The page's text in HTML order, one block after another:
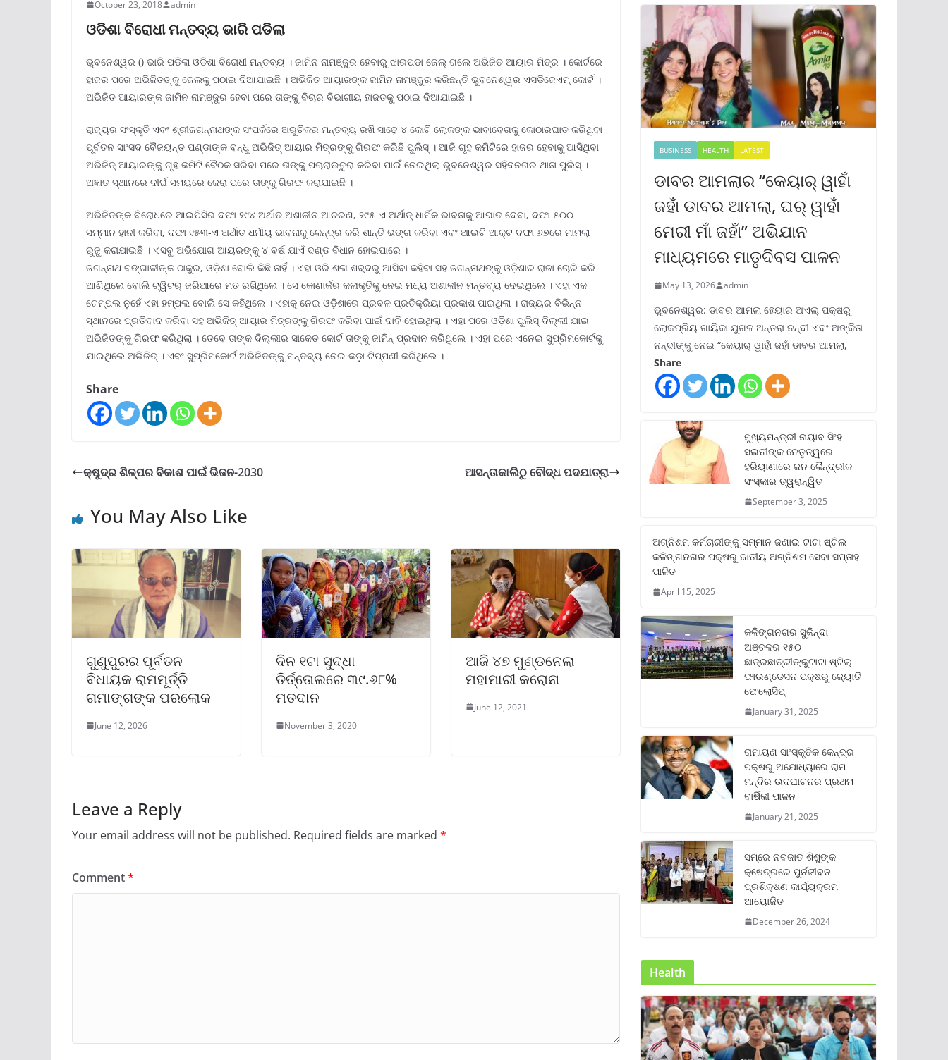
October 23, 2018 admin
ଓଡିଶା ବିରୋଧୀ ମନ୍ତବ୍ୟ ଭାରି ପଡିଲା
ଭୁବନେଶ୍ୱର () ଭାରି ପଡିଲା ଓଡିଶା ବିରୋଧୀ ମନ୍ତବ୍ୟ । ଜାମିନ ନାମଞ୍ଜୁର ହେବାରୁ ଝାରପଡା ଜେଲ୍ ଗଲେ ଅଭିଜିତ ଆୟାର ମିତ୍ର । କୋର୍ଟରେ
ହାଜର ପରେ ଅଭିଜିତଙ୍କୁ ଜେଲକୁ ପଠାଇ ଦିଆଯାଇଛି । ଅଭିଜିତ ଆୟାରଙ୍କ ଜାମିନ ନାମଞ୍ଜୁର କରିଛନ୍ତି ଭୁବନେଶ୍ୱର ଏସଡିଜେଏମ୍ କୋର୍ଟ ।
ଅଭିଜିତ ଆୟାରଙ୍କ ଜାମିନ ନାମଞ୍ଜୁର ହେବା ପରେ ତାଙ୍କୁ ବିଚାର ବିଭାଗୀୟ ହାଜତକୁ ପଠାଇ ଦିଆଯାଇଛି ।
ରାଜ୍ୟର ସଂସ୍କୃତି ଏବଂ ଶ୍ରୀଜଗନ୍ନାଥଙ୍କ ସଂପର୍କରେ ଅରୁଚିକର ମନ୍ତବ୍ୟ ରଖି ସାଢ଼େ ୪ କୋଟି ଲୋକଙ୍କ ଭାବାବେଗକୁ କୋଠାରଘାତ କରିଥିବା
ପୂର୍ବତନ ସାଂସଦ ବୈଜୟନ୍ତ ପଣ୍ଡାଙ୍କ ବନ୍ଧୁ ଅଭିଜିତ୍ ଆୟାର ମିତ୍ରଙ୍କୁ ଗିରଫ କରିଛି ପୁଲିସ୍ । ଆଜି ଗୃହ କମିଟିରେ ହାଜର ହେବାକୁ ଆସିଥିବା
ଅଭିଜିତ୍ ଆୟାରଙ୍କୁ ଗୃହ କମିଟି ବୈଠକ ସରିବା ପରେ ତାଙ୍କୁ ପଚାରାଉଚୁରା କରିବା ପାଇଁ ନେଇଥିଲା ଭୁବନେଶ୍ୱର ସହିଦନଗର ଥାନା ପୁଲିସ୍ ।
ଅଜ୍ଞାତ ସ୍ଥାନରେ ଦୀର୍ଘ ସମୟରେ ଜେରା ପରେ ତାଙ୍କୁ ଗିରଫ କରାଯାଇଛି ।
ଅଭିଜିତଙ୍କ ବିରୋଧରେ ଆଇପିସିର ଦଫା ୨୯୪ ଅର୍ଥାତ ଅଶାଳୀନ ଆଚରଣ, ୨୯୫-ଏ ଅର୍ଥାତ୍ ଧାର୍ମିକ ଭାବନାକୁ ଆଘାତ ଦେବା, ଦଫା ୫୦୦-
ସମ୍ମାନ ହାନୀ କରିବା, ଦଫା ୧୫୩-ଏ ଅର୍ଥାତ ଧର୍ମୀୟ ଭାବନାକୁ କେନ୍ଦ୍ର କରି ଶାନ୍ତି ଭଙ୍ଗ କରିବା ଏବଂ ଆଇଟି ଆକ୍ଟ ଦଫା ୬୭ରେ ମାମଲା
ରୁଜୁ କରାଯାଇଛି । ଏସବୁ ଅଭିଯୋଗ ଆୟରଙ୍କୁ ୪ ବର୍ଷ ଯାଏଁ ଦଣ୍ଡ ବିଧାନ ହୋଇପାରେ ।
ଜଗନ୍ନାଥ ବଙ୍ଗାଳୀଙ୍କ ଠାକୁର, ଓଡ଼ିଶା ବୋଲି କିଛି ନାହିଁ । ଏହା ଓରି ଶଳା ଶବ୍ଦରୁ ଆସିବା କହିବା ସହ ଜଗନ୍ନାଥଙ୍କୁ ଓଡ଼ିଶାର ରାଜା ଚୋରି କରି
ଆଣିଥିଲେ ବୋଲି ଟ୍ୱିଟର୍ ଜରିଆରେ ମତ ରଖିଥିଲେ । ସେ କୋଣାର୍କର କଳାକୃତିକୁ ନେଇ ମଧ୍ୟ ଅଶାଳୀନ ମନ୍ତବ୍ୟ ଦେଇଥିଲେ । ଏହା ଏକ
ଟେମ୍ପଲ ନୁହେଁ ଏହା ହମ୍ପଲ ବୋଲି ସେ କହିଥିଲେ । ଏହାକୁ ନେଇ ଓଡ଼ିଶାରେ ପ୍ରବଳ ପ୍ରତିକ୍ରିୟା ପ୍ରକାଶ ପାଇଥିଲା । ରାଜ୍ୟର ବିଭିନ୍ନ
ସ୍ଥାନରେ ପ୍ରତିବାଦ କରିବା ସହ ଅଭିଜିତ୍ ଆୟାର ମିତ୍ରଙ୍କୁ ଗିରଫ କରିବା ପାଇଁ ଦାବି ହୋଇଥିଲା । ଏହା ପରେ ଓଡ଼ିଶା ପୁଲିସ୍ ଦିଲ୍ଲୀ ଯାଇ
ଅଭିଜିତଙ୍କୁ ଗିରଫ କରିଥିଲା । ତେବେ ତାଙ୍କ ଦିଲ୍ଲୀର ସାକେତ କୋର୍ଟ ତାଙ୍କୁ ଜାମିନ୍ ପ୍ରଦାନ କରିଥିଲେ । ଏହା ପରେ ଏନେଇ ସୁପ୍ରିମକୋର୍ଟକୁ
ଯାଇଥିଲେ ଅଭିଜିତ୍ । ଏବଂ ସୁପ୍ରିମକୋର୍ଟ ଅଭିଜିତଙ୍କୁ ମନ୍ତବ୍ୟ ନେଇ କଡ଼ା ଟିପ୍ପଣୀ କରିଥିଲେ ।
Share
କ୍ଷୁଦ୍ର ଶିଳ୍ପର ବିକାଶ ପାଇଁ ଭିଜନ-2030 ଆସନ୍ତାକାଲିଠୁ ବୌଦ୍ଧ ପଦଯାତ୍ରା
You May Also Like
ଗୁଣୁପୁରର ପୂର୍ବତନ
ବିଧାୟକ ରାମମୂର୍ତ୍ତି
ଗମାଙ୍ଗଙ୍କ ପରଲୋକ
June 12, 2026
ଦିନ ୧ଟା ସୁଦ୍ଧା
ତିର୍ତ୍ତୋଲରେ ୩୯.୬୮%
ମତଦାନ
November 3, 2020
ଆଜି ୪୭ ମୁଣ୍ଡନେଲା
ମହାମାରୀ କରୋନା
June 12, 2021
Leave a Reply
Your email address will not be published. Required fields are marked *
Comment*
BUSINESS HEALTH LATEST
ଡାବର ଆମଲାର “କେୟାର୍ ୱାହାଁ
ଜହାଁ ଡାବର ଆମଲା, ଘର୍ ୱାହାଁ
ମେରୀ ମାଁ ଜହାଁ” ଅଭିଯାନ
ମାଧ୍ୟମରେ ମାତୃଦିବସ ପାଳନ
May 13, 2026 admin
ଭୁବନେଶ୍ୱର: ଡାବର ଆମଲା ହେୟାର ଅଏଲ୍ ପକ୍ଷରୁ
ଲୋକପ୍ରିୟ ଗାୟିକା ଯୁଗଳ ଅନ୍ତରା ନନ୍ଦୀ ଏବଂ ଅଙ୍କିତା
ନନ୍ଦୀଙ୍କୁ ନେଇ “କେୟାର୍ ୱାହାଁ ଜହାଁ ଡାବର ଆମଲା,
Share
ମୁଖ୍ୟମନ୍ତ୍ରୀ ନାୟାବ ସିଂହ
ସଇନୀଙ୍କ ନେତୃତ୍ୱରେ
ହରିୟାଣାରେ ଜନ କୈନ୍ଦ୍ରୀକ
ସଂସ୍କାର ତ୍ୱରାନ୍ୱିତ
September 3, 2025
ଅଗ୍ନିଶମ କର୍ମଚାରୀଙ୍କୁ ସମ୍ମାନ ଜଣାଇ ଟାଟା ଷ୍ଟିଲ
କଳିଙ୍ଗନଗର ପକ୍ଷରୁ ଜାତୀୟ ଅଗ୍ନିଶମ ସେବା ସପ୍ତାହ
ପାଳିତ
April 15, 2025
କଳିଙ୍ଗନଗର ସୁକିନ୍ଦା
ଅଞ୍ଚଳର ୧୫୦
ଛାତ୍ରଛାତ୍ରୀଙ୍କୁଟାଟା ଷ୍ଟିଲ୍
ଫାଉଣ୍ଡେସନ ପକ୍ଷରୁ ଜ୍ୟୋତି
ଫେଲୋସିପ୍‌
January 31, 2025
ରାମାୟଣ ସାଂସ୍କୃତିକ କେନ୍ଦ୍ର
ପକ୍ଷରୁ ଅଯୋଧ୍ୟାରେ ରାମ
ମନ୍ଦିର ଉଦଘାଟନର ପ୍ରଥମ
ବାର୍ଷିକୀ ପାଳନ
January 21, 2025
ସମ୍‌ରେ ନବଜାତ ଶିଶୁଙ୍କ
କ୍ଷେତ୍ରରେ ପୁର୍ନଜୀବନ
ପ୍ରଶିକ୍ଷଣ କାର୍ଯ୍ୟକ୍ରମ
ଆୟୋଜିତ
December 26, 2024
Health